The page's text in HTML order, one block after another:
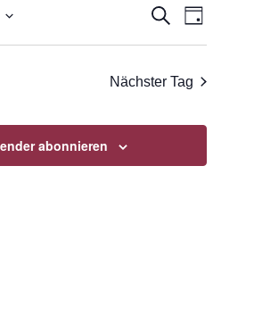
Suche
Suche
Tag
Nächster Tag
abonnieren